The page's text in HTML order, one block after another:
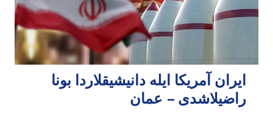
ایران آمریکا ایله دانیشیقلاردا بونا
راضیلاشدی – عمان